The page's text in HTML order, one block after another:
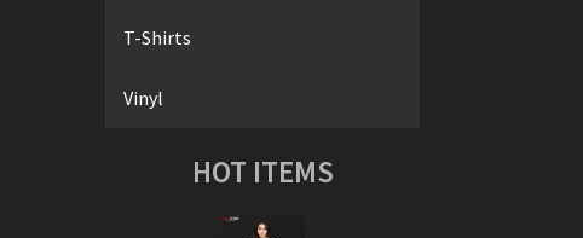
T-Shirts
Vinyl
HOT ITEMS